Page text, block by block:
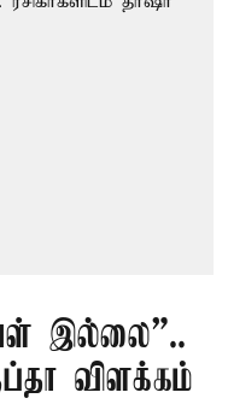
இல்லை”..
விளக்கம்